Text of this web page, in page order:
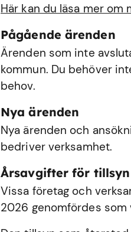
Här kan du läsa mer
Pågående ärenden
Ärenden som inte
kommun. Du behöver
behov.
Nya ärenden
Nya ärenden och
bedriver verksamhet.
Årsavgifter för tillsyn
Vissa företag och
2026 genomfördes